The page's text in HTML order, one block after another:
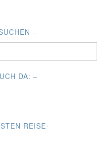
–
DA: –
REISE-